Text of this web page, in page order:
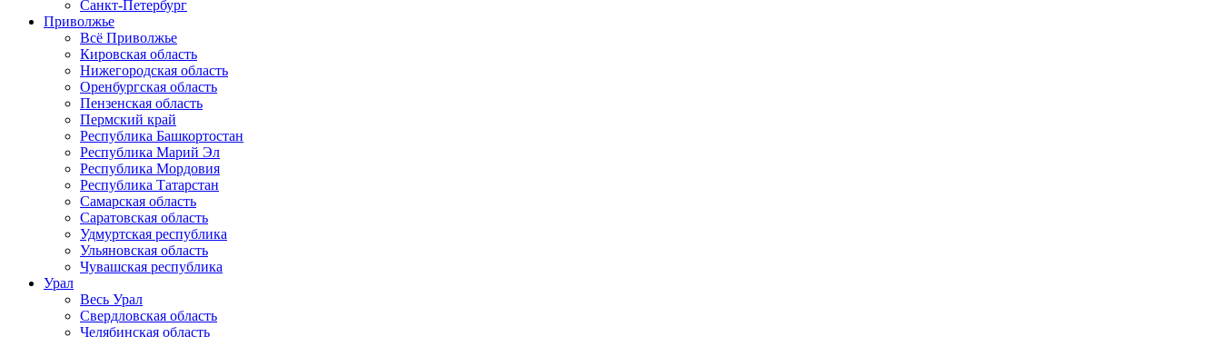
Санкт-Петербург
Приволжье
Всё Приволжье
Кировская область
Нижегородская область
Оренбургская область
Пензенская область
Пермский край
Республика Башкортостан
Республика Марий Эл
Республика Мордовия
Республика Татарстан
Самарская область
Саратовская область
Удмуртская республика
Ульяновская область
Чувашская республика
Урал
Весь Урал
Свердловская область
Челябинская область